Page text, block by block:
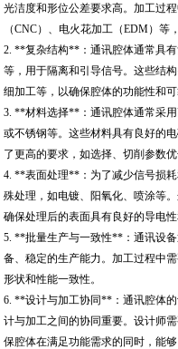
光洁度和形位公差要求高。加工过
（CNC）、电火花加工（EDM）等
2. **复杂结构**：通讯腔体通常具
等，用于隔离和引导信号。这些结
细加工等，以确保腔体的功能性和可
3. **材料选择**：通讯腔体通常采
或不锈钢等。这些材料具有良好的
了更高的要求，如选择、切削参数优
4. **表面处理**：为了减少信号损
殊处理，如电镀、阳氧化、喷涂等
确保处理后的表面具有良好的导电性
5. **批量生产与一致性**：通讯设
备、稳定的生产能力。加工过程中
形状和性能一致性。
6. **设计与加工协同**：通讯腔体
计与加工之间的协同重要。设计师
保腔体在满足功能需求的同时，能够